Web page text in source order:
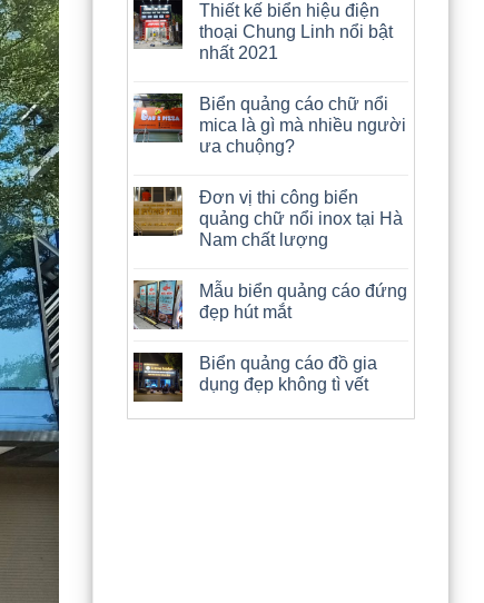
Thiết kế biển hiệu điện
thoại Chung Linh nổi bật
nhất 2021
Biển quảng cáo chữ nổi
mica là gì mà nhiều người
ưa chuộng?
Đơn vị thi công biển
quảng chữ nổi inox tại Hà
Nam chất lượng
Mẫu biển quảng cáo đứng
đẹp hút mắt
Biển quảng cáo đồ gia
dụng đẹp không tì vết